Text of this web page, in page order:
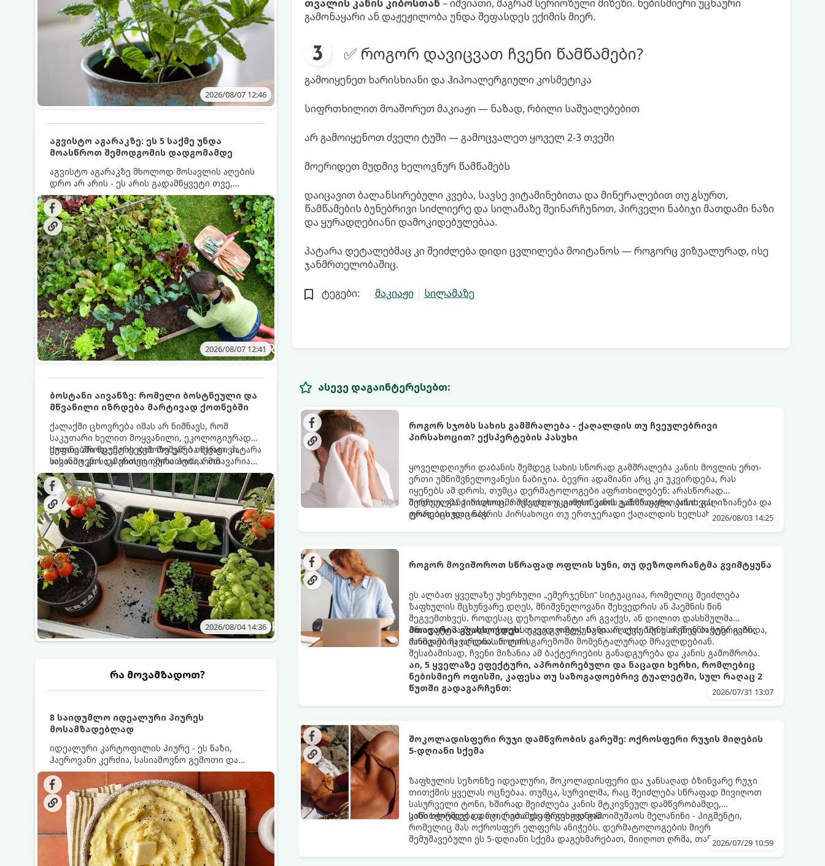
2026/08/07 12:46
აგვისტო აგარაკზე: ეს 5 საქმე უნდა
მოასწროთ შემოდგომის დადგომამდე
აგვისტო აგარაკზე მხოლოდ მოსავლის აღების
დრო არ არის - ეს არის გადამწყვეტი თვე,
როდესაც საფუძველი ეყრება მომავალი წლის
მოსავალს და ბაღი მზადდება შემოდგომა-
ზამთრის სეზონისთვის. იმისათვის, რომ
ნიადაგმა ენერგია აღიდგინოს, ხოლო
მცენარეებმა ზამთარს გაუძლონ, აგვისტოს
ბოლომდე 5 მნიშვნელოვანი საქმის გაკეთება
უნდა მოასწროთ:
2026/08/07 12:41
ბოსტანი აივანზე: რომელი ბოსტნეული და
მწვანილი იზრდება მარტივად ქოთნებში
ქალაქში ცხოვრება იმას არ ნიშნავს, რომ
საკუთარი ხელით მოყვანილი, ეკოლოგიურად
სუფთა პროდუქტის გემოზე უარი თქვათ. პატარა
აივანიც კი საკმარისია იმისათვის, რომ
მოიწყოთ მინი-ბოსტანი, საიდანაც
ყოველდღიურად ახალ, არომატულ მწვანილსა
და ბოსტნეულს მოკრეფთ.
ქოთნებში მცენარეების მოშენება მარტივი,
სასიამოვნო და ესთეტიკური ჰობია. მთავარია
იცოდეთ, რომელი კულტურები ეგუებიან
ქოთნის პირობებს ყველაზე კარგად და როგორ
მოუაროთ მათ სწორად.
2026/08/04 14:36
რა მოვამზადოთ?
8 საიდუმლო იდეალური პიურეს
მოსამზადებლად
იდეალური კარტოფილის პიურე - ეს ნაზი,
ჰაეროვანი კერძია, სასიამოვნო გემოთი და
ნაღების-მოყვითალო ფერით. მისი მომზადება
ძალიან მარტივია, მაგრამ არსებობს რამდენიმე
საიდუმლო, რომლებიც უნდა იცოდეთ, რომ
პიურე იდეალურად გემრიელი გამოვიდეს.
თვალის კანის კიბოსთან – იშვიათი, მაგრამ სერიოზული მიზეზი. ნებისმიერი უცნაური
გამონაყარი ან დაჟეჟილობა უნდა შეფასდეს ექიმის მიერ.
✅ როგორ დავიცვათ ჩვენი წამწამები?
გამოიყენეთ ხარისხიანი და ჰიპოალერგიული კოსმეტიკა
სიფრთხილით მოაშორეთ მაკიაჟი — ნაზად, რბილი საშუალებებით
არ გამოიყენოთ ძველი ტუში — გამოცვალეთ ყოველ 2-3 თვეში
მოერიდეთ მუდმივ ხელოვნურ წამწამებს
დაიცავით ბალანსირებული კვება, სავსე ვიტამინებითა და მინერალებით თუ გსურთ,
წამწამების ბუნებრივი სიძლიერე და სილამაზე შეინარჩუნოთ, პირველი ნაბიჯი მათდამი ნაზი
და ყურადღებიანი დამოკიდებულებაა.
პატარა დეტალებმაც კი შეიძლება დიდი ცვლილება მოიტანოს — როგორც ვიზუალურად, ისე
ჯანმრთელობაშიც.
ტეგები: მაკიაჟი სილამაზე
ასევე დაგაინტერესებთ:
როგორ სჯობს სახის გამშრალება - ქაღალდის თუ ჩვეულებრივი
პირსახოცით? ექსპერტების პასუხი
ყოველდღიური დაბანის შემდეგ სახის სწორად გამშრალება კანის მოვლის ერთ-
ერთი უმნიშვნელოვანესი ნაბიჯია. ბევრი ადამიანი არც კი უკვირდება, რას
იყენებს ამ დროს, თუმცა დერმატოლოგები აფრთხილებენ: არასწორად
შერჩეულმა პირსახოცმა შესაძლოა გამოიწვიოს გამონაყარი, კანის გაღიზიანება და
ფორების დაცობა.
მოდით, განვიხილოთ, რომელია უკეთესი კანის ჯანმრთელობისთვის -
ტრადიციული ნაჭრის პირსახოცი თუ ერთჯერადი ქაღალდის ხელსახოცი?2026/08/03 14:25
როგორ მოვიშოროთ სწრაფად ოფლის სუნი, თუ დეზოდორანტმა გვიმტყუნა
ეს ალბათ ყველაზე უხერხული „ემერჯენსი“ სიტუაციაა, რომელიც შეიძლება
ზაფხულის მცხუნვარე დღეს, მნიშვნელოვანი შეხვედრის ან პაემნის წინ
შეგვემთხვეს. როდესაც დეზოდორანტი არ გვაქვს, ან დილით დასხმულმა
პროდუქტმა შუადღისთვის უკვე გვიმტყუნა და იღლიებში უსიამოვნო სუნი გაჩნდა,
პანიკაში ჩავარდნა არ ღირს.
მთავარია გვახსოვდეს:თავად ოფლს სუნი არ აქვს. სუნს აჩენენ ბაქტერიები,
რომლებიც იღლიის ნოტიო გარემოში მომენტალურად მრავლდებიან.
შესაბამისად, ჩვენი მიზანია ამ ბაქტერიების განადგურება და კანის გამოშრობა.
აი, 5 ყველაზე ეფექტური, აპრობირებული და ნაცადი ხერხი, რომლებიც
ნებისმიერ ოფისში, კაფესა თუ საზოგადოებრივ ტუალეტში, სულ რაღაც 2
წუთში გადაგარჩენთ:
2026/07/31 13:07
შოკოლადისფერი რუჯი დამწვრობის გარეშე: ოქროსფერი რუჯის მიღების
5-დღიანი სქემა
ზაფხულის სეზონზე იდეალური, შოკოლადისფერი და ჯანსაღად ბზინვარე რუჯი
თითქმის ყველას ოცნებაა. თუმცა, სურვილმა, რაც შეიძლება სწრაფად მივიღოთ
სასურველი ტონი, ხშირად შეიძლება კანის მტკივნეულ დამწვრობამდე,
სიწითლემდე და აცილებამდე მიგვიყვანოს.
კანს სჭირდება დრო, რათა უსაფრთხოდ გამოიმუშაოს მელანინი - პიგმენტი,
რომელიც მას ოქროსფერ ელფერს ანიჭებს. დერმატოლოგების მიერ
შემუშავებული ეს 5-დღიანი სქემა დაგეხმარებათ, მიიღოთ ღრმა, თანაბარი და
2026/07/29 10:59